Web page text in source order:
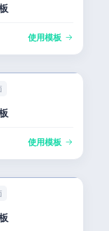
使用模板
使用模板